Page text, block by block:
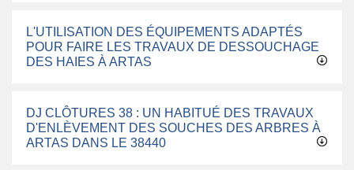
L'UTILISATION DES ÉQUIPEMENTS ADAPTÉS
POUR FAIRE LES TRAVAUX DE DESSOUCHAGE
DES HAIES À ARTAS
DJ CLÔTURES 38 : UN HABITUÉ DES TRAVAUX
D'ENLÈVEMENT DES SOUCHES DES ARBRES À
ARTAS DANS LE 38440